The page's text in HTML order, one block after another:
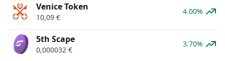
Venice Token
10,09 €
4.00%
5th Scape
0,000032 €
3.70%